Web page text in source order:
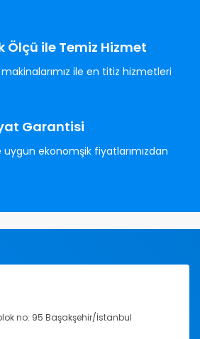
Ölçü ile Temiz Hizmet
ile en titiz hizmetleri
Garantisi
ekonomşik fiyatlarımızdan
no: 95 Başakşehir/İstanbul